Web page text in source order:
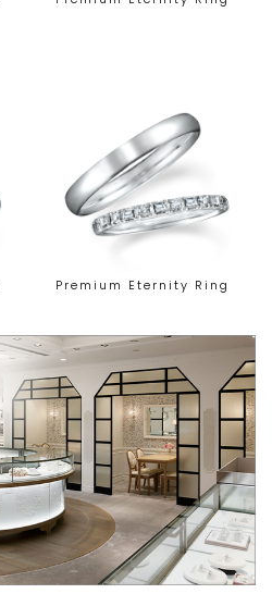
Premium Eternity Ring